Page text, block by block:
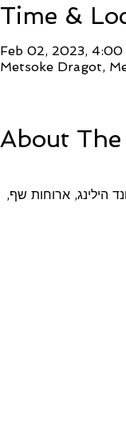
Time &
Feb 02, 2023,
Metsoke Dragot,
About
הילינג, ארוחות שף,